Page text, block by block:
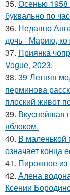
35. Осенью 1958
буквально по
36. Недавно
дочь - Марию,
37. Приянка
Vogue, 2023.
38. 39-Летняя
перминова
плоский живот
39. Вкуснейшая
яблоком.
40. В маленькой
означает конца
41. Пирожное из
42. Алена
Ксении